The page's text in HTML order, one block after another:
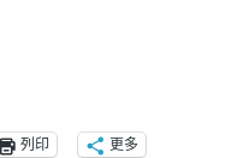
列印 更多